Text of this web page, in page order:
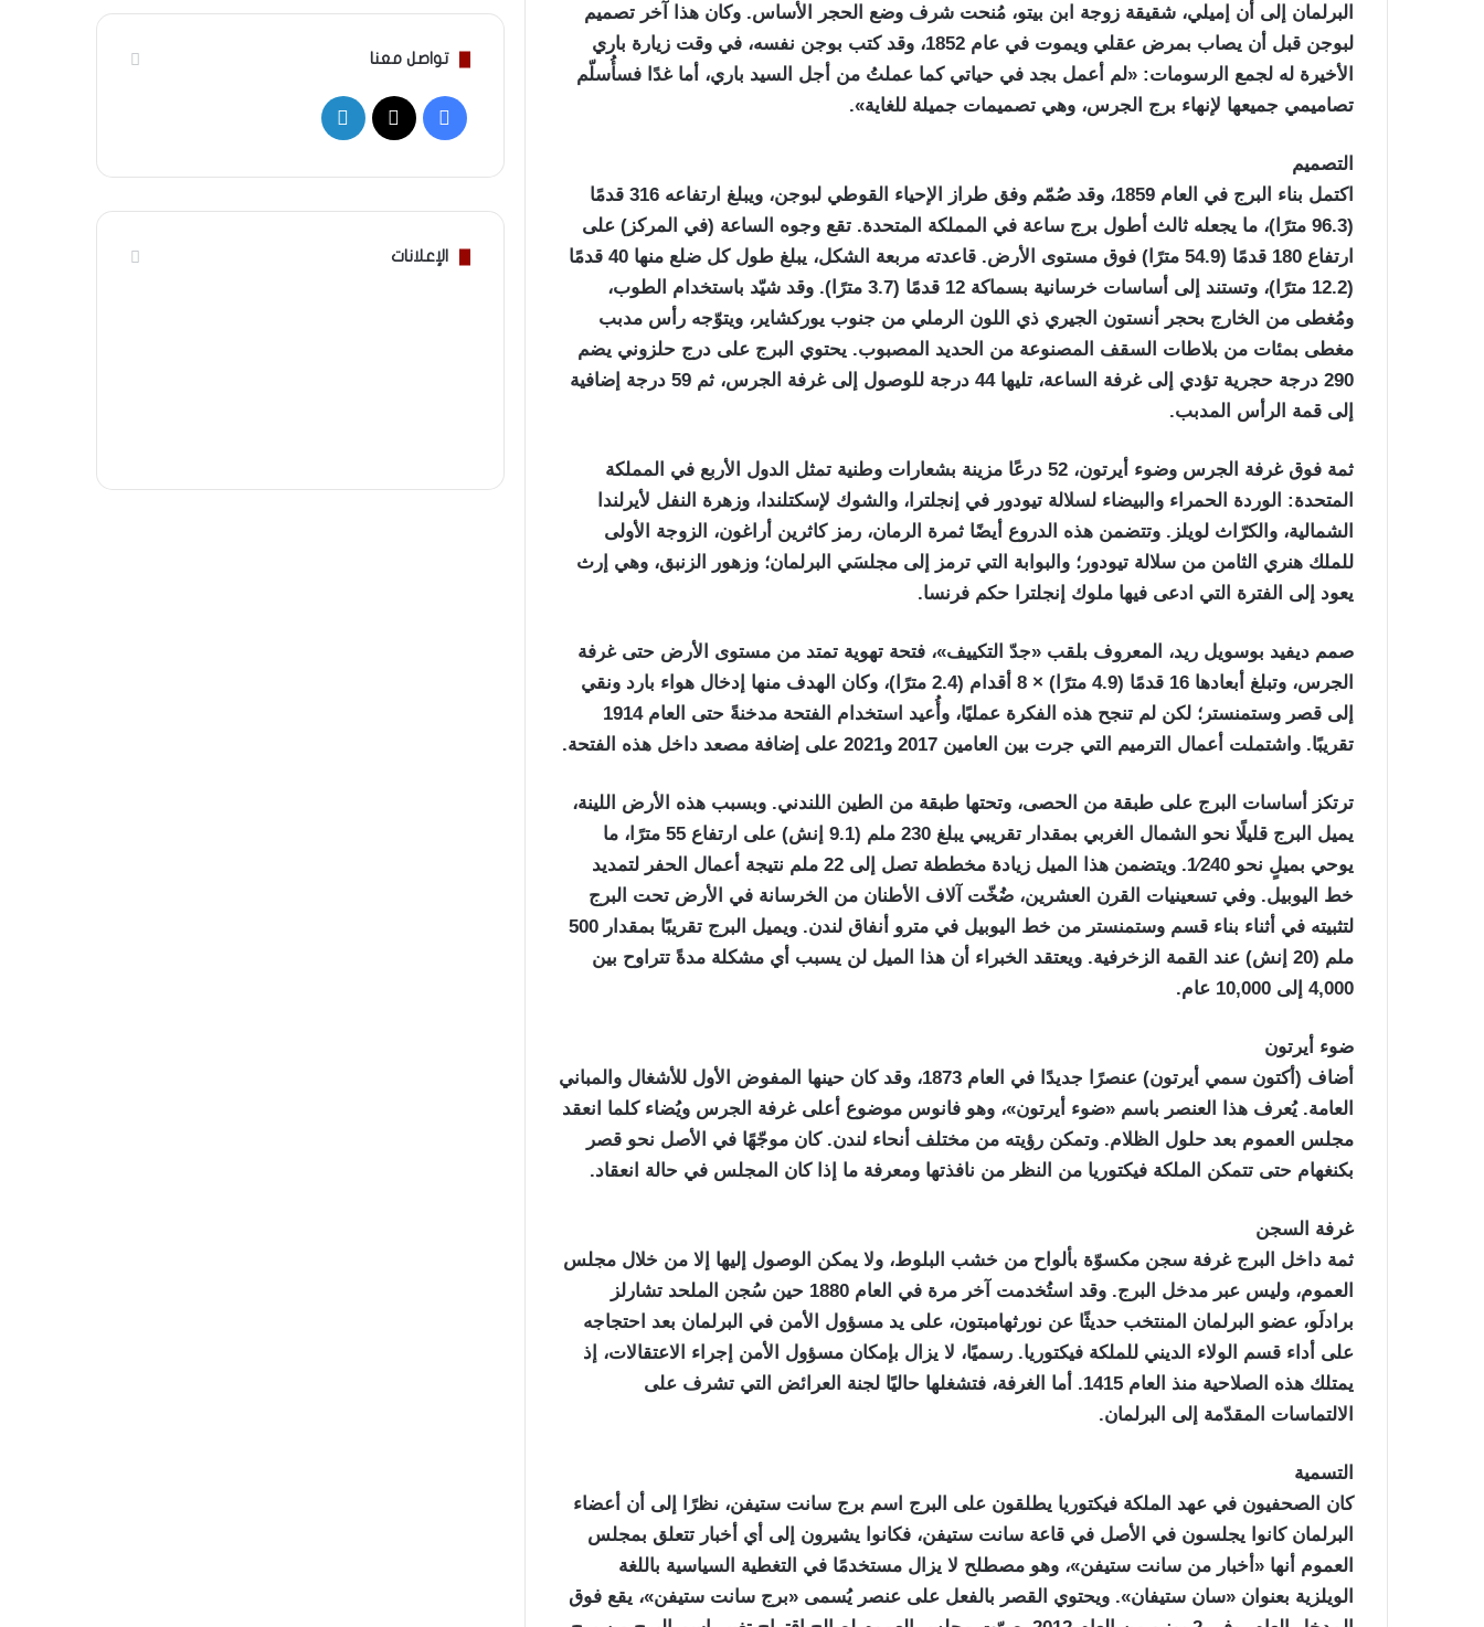
البرلمان إلى أن إميلي، شقيقة زوجة ابن بيتو، مُنحت شرف وضع الحجر الأساس. وكان هذا آخر تصميم
لبوجن قبل أن يصاب بمرض عقلي ويموت في عام 1852، وقد كتب بوجن نفسه، في وقت زيارة باري
الأخيرة له لجمع الرسومات: «لم أعمل بجد في حياتي كما عملتُ من أجل السيد باري، أما غدًا فسأُسلّم
تصاميمي جميعها لإنهاء برج الجرس، وهي تصميمات جميلة للغاية».
التصميم
اكتمل بناء البرج في العام 1859، وقد صُمّم وفق طراز الإحياء القوطي لبوجن، ويبلغ ارتفاعه 316 قدمًا
(96.3 مترًا)، ما يجعله ثالث أطول برج ساعة في المملكة المتحدة. تقع وجوه الساعة (في المركز) على
ارتفاع 180 قدمًا (54.9 مترًا) فوق مستوى الأرض. قاعدته مربعة الشكل، يبلغ طول كل ضلع منها 40 قدمًا
(12.2 مترًا)، وتستند إلى أساسات خرسانية بسماكة 12 قدمًا (3.7 مترًا). وقد شيّد باستخدام الطوب،
ومُغطى من الخارج بحجر أنستون الجيري ذي اللون الرملي من جنوب يوركشاير، ويتوّجه رأس مدبب
مغطى بمئات من بلاطات السقف المصنوعة من الحديد المصبوب. يحتوي البرج على درج حلزوني يضم
290 درجة حجرية تؤدي إلى غرفة الساعة، تليها 44 درجة للوصول إلى غرفة الجرس، ثم 59 درجة إضافية
إلى قمة الرأس المدبب.
ثمة فوق غرفة الجرس وضوء أيرتون، 52 درعًا مزينة بشعارات وطنية تمثل الدول الأربع في المملكة
المتحدة: الوردة الحمراء والبيضاء لسلالة تيودور في إنجلترا، والشوك لإسكتلندا، وزهرة النفل لأيرلندا
الشمالية، والكرّاث لويلز. وتتضمن هذه الدروع أيضًا ثمرة الرمان، رمز كاثرين أراغون، الزوجة الأولى
للملك هنري الثامن من سلالة تيودور؛ والبوابة التي ترمز إلى مجلسَي البرلمان؛ وزهور الزنبق، وهي إرث
يعود إلى الفترة التي ادعى فيها ملوك إنجلترا حكم فرنسا.
صمم ديفيد بوسويل ريد، المعروف بلقب «جدّ التكييف»، فتحة تهوية تمتد من مستوى الأرض حتى غرفة
الجرس، وتبلغ أبعادها 16 قدمًا (4.9 مترًا) × 8 أقدام (2.4 مترًا)، وكان الهدف منها إدخال هواء بارد ونقي
إلى قصر وستمنستر؛ لكن لم تنجح هذه الفكرة عمليًا، وأُعيد استخدام الفتحة مدخنةً حتى العام 1914
تقريبًا. واشتملت أعمال الترميم التي جرت بين العامين 2017 و2021 على إضافة مصعد داخل هذه الفتحة.
ترتكز أساسات البرج على طبقة من الحصى، وتحتها طبقة من الطين اللندني. وبسبب هذه الأرض اللينة،
يميل البرج قليلًا نحو الشمال الغربي بمقدار تقريبي يبلغ 230 ملم (9.1 إنش) على ارتفاع 55 مترًا، ما
يوحي بميلٍ نحو 1⁄240. ويتضمن هذا الميل زيادة مخططة تصل إلى 22 ملم نتيجة أعمال الحفر لتمديد
خط اليوبيل. وفي تسعينيات القرن العشرين، ضُخّت آلاف الأطنان من الخرسانة في الأرض تحت البرج
لتثبيته في أثناء بناء قسم وستمنستر من خط اليوبيل في مترو أنفاق لندن. ويميل البرج تقريبًا بمقدار 500
ملم (20 إنش) عند القمة الزخرفية. ويعتقد الخبراء أن هذا الميل لن يسبب أي مشكلة مدةً تتراوح بين
4,000 إلى 10,000 عام.
ضوء أيرتون
أضاف (أكتون سمي أيرتون) عنصرًا جديدًا في العام 1873، وقد كان حينها المفوض الأول للأشغال والمباني
العامة. يُعرف هذا العنصر باسم «ضوء أيرتون»، وهو فانوس موضوع أعلى غرفة الجرس ويُضاء كلما انعقد
مجلس العموم بعد حلول الظلام. وتمكن رؤيته من مختلف أنحاء لندن. كان موجّهًا في الأصل نحو قصر
بكنغهام حتى تتمكن الملكة فيكتوريا من النظر من نافذتها ومعرفة ما إذا كان المجلس في حالة انعقاد.
غرفة السجن
ثمة داخل البرج غرفة سجن مكسوّة بألواح من خشب البلوط، ولا يمكن الوصول إليها إلا من خلال مجلس
العموم، وليس عبر مدخل البرج. وقد استُخدمت آخر مرة في العام 1880 حين سُجن الملحد تشارلز
برادلَو، عضو البرلمان المنتخب حديثًا عن نورثهامبتون، على يد مسؤول الأمن في البرلمان بعد احتجاجه
على أداء قسم الولاء الديني للملكة فيكتوريا. رسميًا، لا يزال بإمكان مسؤول الأمن إجراء الاعتقالات، إذ
يمتلك هذه الصلاحية منذ العام 1415. أما الغرفة، فتشغلها حاليًا لجنة العرائض التي تشرف على
الالتماسات المقدّمة إلى البرلمان.
التسمية
كان الصحفيون في عهد الملكة فيكتوريا يطلقون على البرج اسم برج سانت ستيفن، نظرًا إلى أن أعضاء
البرلمان كانوا يجلسون في الأصل في قاعة سانت ستيفن، فكانوا يشيرون إلى أي أخبار تتعلق بمجلس
العموم أنها «أخبار من سانت ستيفن»، وهو مصطلح لا يزال مستخدمًا في التغطية السياسية باللغة
الويلزية بعنوان «سان ستيفان». ويحتوي القصر بالفعل على عنصر يُسمى «برج سانت ستيفن»، يقع فوق
تواصل معنا
فيسبوك
‫X لينكدإن
الإعلانات